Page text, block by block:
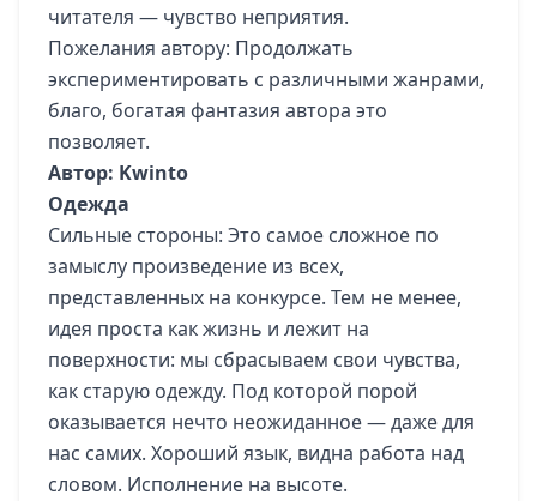
читателя — чувство неприятия.
Пожелания автору: Продолжать
экспериментировать с различными жанрами,
благо, богатая фантазия автора это
позволяет.
Автор: Kwinto
Одежда
Сильные стороны: Это самое сложное по
замыслу произведение из всех,
представленных на конкурсе. Тем не менее,
идея проста как жизнь и лежит на
поверхности: мы сбрасываем свои чувства,
как старую одежду. Под которой порой
оказывается нечто неожиданное — даже для
нас самих. Хороший язык, видна работа над
словом. Исполнение на высоте.